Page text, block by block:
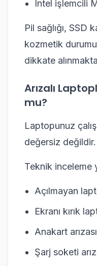
Intel işlemcili
Pil sağlığı, SSD
kozmetik
dikkate
Arızalı
mu?
Laptopunuz
değersiz değildir.
Teknik inceleme
Açılmayan
Ekranı kırık
Anakart arızası
Şarj soketi